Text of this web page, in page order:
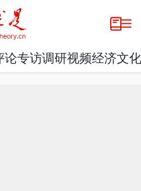
论专访调研视频经济文化